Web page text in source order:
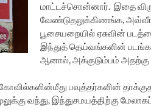
மாட்டச்சொன்னார். இதை
வேண்டுதலுக்கிணங்க,
பூசையறையில் ஏசுவின்
இந்துத் தெய்வங்களின்
ஆனால், அக்குடும்பம் அதற்கு
பவுத்தர்களின்
வந்து, இந்துசமயத்திற்கு மேலாகப்